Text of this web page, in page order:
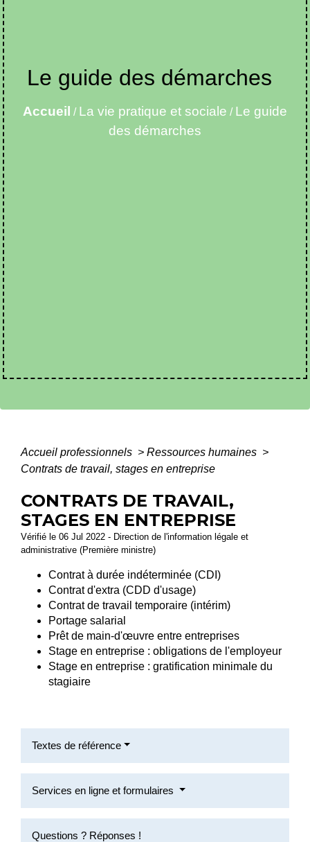
Le guide des démarches
Accueil / La vie pratique et sociale / Le guide
des démarches
Accueil professionnels > Ressources humaines >
Contrats de travail, stages en entreprise
CONTRATS DE TRAVAIL,
STAGES EN ENTREPRISE
Vérifié le 06 Jul 2022 - Direction de l'information légale et
administrative (Première ministre)
Contrat à durée indéterminée (CDI)
Contrat d'extra (CDD d'usage)
Contrat de travail temporaire (intérim)
Portage salarial
Prêt de main-d'œuvre entre entreprises
Stage en entreprise : obligations de l'employeur
Stage en entreprise : gratification minimale du
stagiaire
Textes de référence
Services en ligne et formulaires
Questions ? Réponses !